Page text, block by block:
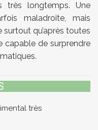
très longtemps. Une
maladroite, mais
qu’après toutes
capable de surprendre
très